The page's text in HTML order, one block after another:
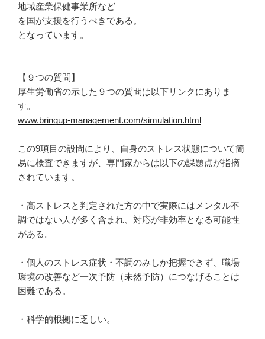
地域産業保健事業所など
を国が支援を行うべきである。
となっています。
【９つの質問】
厚生労働省の示した９つの質問は以下リンクにありま
す。
www.bringup-management.com/simulation.html
この9項目の設問により、自身のストレス状態について簡
易に検査できますが、専門家からは以下の課題点が指摘
されています。
・高ストレスと判定された方の中で実際にはメンタル不
調ではない人が多く含まれ、対応が非効率となる可能性
がある。
・個人のストレス症状・不調のみしか把握できず、職場
環境の改善など一次予防（未然予防）につなげることは
困難である。
・科学的根拠に乏しい。